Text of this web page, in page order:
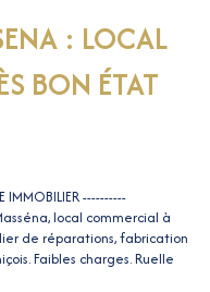
: LOCAL
BON ÉTAT
IMMOBILIER ----------
local commercial à
de réparations, fabrication
Faibles charges. Ruelle